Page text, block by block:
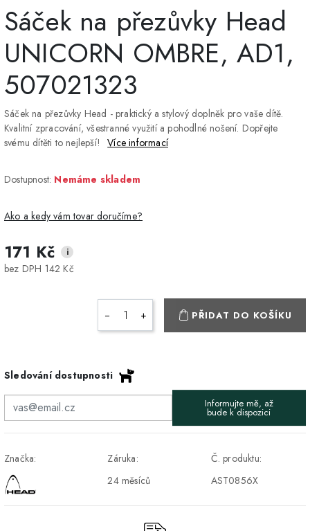
Sáček na přezůvky Head
UNICORN OMBRE, AD1,
507021323
Sáček na přezůvky Head - praktický a stylový doplněk pro vaše dítě.
Kvalitní zpracování, všestranné využití a pohodlné nošení. Dopřejte
svému dítěti to nejlepší!
Více informací
Dostupnost: Nemáme skladem
Ako a kedy vám tovar doručíme?
DPD Home - doručenie
na adresu
Pickup
1-2 pracovné dni ZDARMA
171 Kč i
bez DPH 142 Kč
− + PŘIDAT DO KOŠÍKU
Sledování dostupnosti
Informujte mě, až
bude k dispozici
Značka:
Záruka:
24 měsíců
Č. produktu:
AST0856X